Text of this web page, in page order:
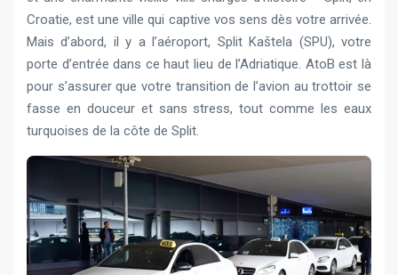
Croatie, est une ville qui captive vos sens dès votre arrivée.
Mais d’abord, il y a l’aéroport, Split Kaštela (SPU), votre
porte d’entrée dans ce haut lieu de l’Adriatique. AtoB est là
pour s’assurer que votre transition de l’avion au trottoir se
fasse en douceur et sans stress, tout comme les eaux
turquoises de la côte de Split.